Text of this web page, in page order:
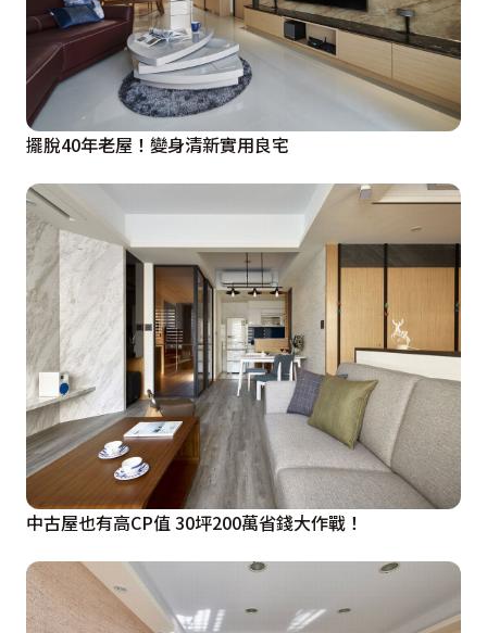
擺脫40年老屋！變身清新實用良宅
中古屋也有高CP值 30坪200萬省錢大作戰！